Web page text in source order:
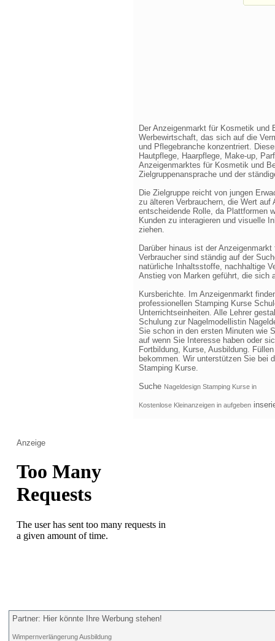
Der Anzeigenmarkt für Kosmetik
Werbewirtschaft, das sich auf die
und Pflegebranche konzentriert.
Hautpflege, Haarpflege, Make-up,
Anzeigenmarktes für Kosmetik und
Zielgruppenansprache und der
Die Zielgruppe reicht von jungen
zu älteren Verbrauchern, die Wert
entscheidende Rolle, da Plattformen
Kunden zu interagieren und visuelle
ziehen.
Darüber hinaus ist der
Verbraucher sind ständig auf der
natürliche Inhaltsstoffe, nachhaltige
Anstieg von Marken geführt, die sich
Kursberichte. Im Anzeigenmarkt
professionellen Stamping Kurse
Unterrichtseinheiten. Alle Lehrer
Schulung zur Nagelmodellistin
Sie schon in den ersten Minuten wie
auf wenn Sie Interesse haben oder
Fortbildung, Kurse, Ausbildung.
bekommen. Wir unterstützen Sie bei
Stamping Kurse.
Suche Nageldesign Stamping Kurse in
Kostenlose Kleinanzeigen in aufgeben
Anzeige
Partner: Hier könnte Ihre Werbung stehen!
Wimpernverlängerung Ausbildung